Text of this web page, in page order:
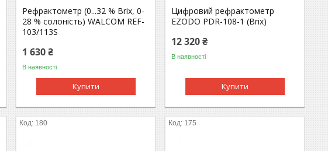
Рефрактометр (0...32 % Brix, 0-
28 % солоність) WALCOM REF-
103/113S
1 630 ₴
В наявності
Купити
Цифровий рефрактометр
EZODO PDR-108-1 (Brix)
12 320 ₴
В наявності
Купити
180 175